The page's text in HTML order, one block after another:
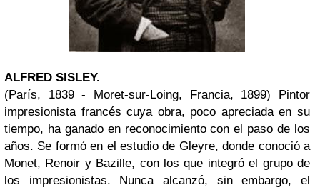
ALFRED SISLEY.
(París, 1839 - Moret-sur-Loing, Francia, 1899) Pintor
impresionista francés cuya obra, poco apreciada en su
tiempo, ha ganado en reconocimiento con el paso de los
años. Se formó en el estudio de Gleyre, donde conoció a
Monet, Renoir y Bazille, con los que integró el grupo de
los impresionistas. Nunca alcanzó, sin embargo, el